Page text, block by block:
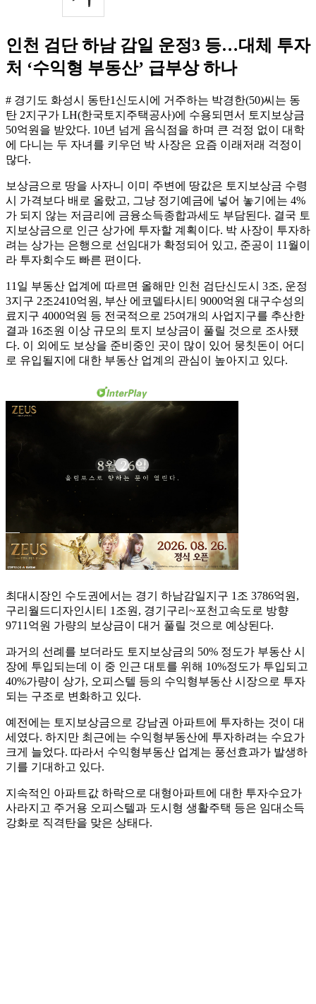
인천 검단 하남 감일 운정3 등…대체 투자
처 ‘수익형 부동산’ 급부상 하나
# 경기도 화성시 동탄1신도시에 거주하는 박경한(50)씨는 동
탄 2지구가 LH(한국토지주택공사)에 수용되면서 토지보상금
50억원을 받았다. 10년 넘게 음식점을 하며 큰 걱정 없이 대학
에 다니는 두 자녀를 키우던 박 사장은 요즘 이래저래 걱정이
많다.
보상금으로 땅을 사자니 이미 주변에 땅값은 토지보상금 수령
시 가격보다 배로 올랐고, 그냥 정기예금에 넣어 놓기에는 4%
가 되지 않는 저금리에 금융소득종합과세도 부담된다. 결국 토
지보상금으로 인근 상가에 투자할 계획이다. 박 사장이 투자하
려는 상가는 은행으로 선임대가 확정되어 있고, 준공이 11월이
라 투자회수도 빠른 편이다.
11일 부동산 업계에 따르면 올해만 인천 검단신도시 3조, 운정
3지구 2조2410억원, 부산 에코델타시티 9000억원 대구수성의
료지구 4000억원 등 전국적으로 25여개의 사업지구를 추산한
결과 16조원 이상 규모의 토지 보상금이 풀릴 것으로 조사됐
다. 이 외에도 보상을 준비중인 곳이 많이 있어 뭉칫돈이 어디
로 유입될지에 대한 부동산 업계의 관심이 높아지고 있다.
최대시장인 수도권에서는 경기 하남감일지구 1조 3786억원,
구리월드디자인시티 1조원, 경기구리~포천고속도로 방향
9711억원 가량의 보상금이 대거 풀릴 것으로 예상된다.
과거의 선례를 보더라도 토지보상금의 50% 정도가 부동산 시
장에 투입되는데 이 중 인근 대토를 위해 10%정도가 투입되고
40%가량이 상가, 오피스텔 등의 수익형부동산 시장으로 투자
되는 구조로 변화하고 있다.
예전에는 토지보상금으로 강남권 아파트에 투자하는 것이 대
세였다. 하지만 최근에는 수익형부동산에 투자하려는 수요가
크게 늘었다. 따라서 수익형부동산 업계는 풍선효과가 발생하
기를 기대하고 있다.
지속적인 아파트값 하락으로 대형아파트에 대한 투자수요가
사라지고 주거용 오피스텔과 도시형 생활주택 등은 임대소득
강화로 직격탄을 맞은 상태다.